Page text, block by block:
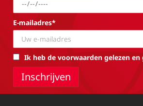
E-mailadres*
Ik heb de voorwaarden gelezen